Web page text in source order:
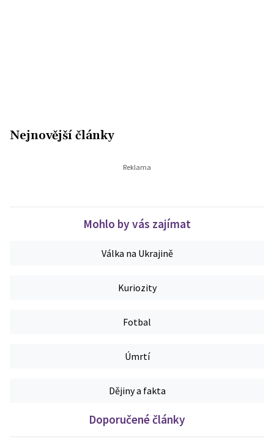
Nejnovější články
Mohlo by vás zajímat
Válka na Ukrajině
Kuriozity
Fotbal
Úmrtí
Dějiny a fakta
Doporučené články